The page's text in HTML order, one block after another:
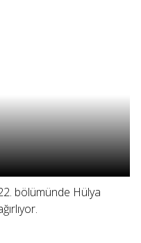
bölümünde Hülya